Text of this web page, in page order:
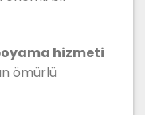
hizmeti
ömürlü